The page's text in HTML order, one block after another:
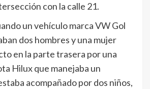
con la calle 21.​
un vehículo marca VW Gol
dos hombres y una mujer
en la parte trasera por una
Hilux que manejaba un
acompañado por dos niños,